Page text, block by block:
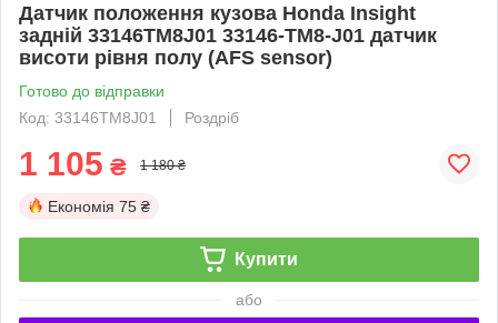
Датчик положення кузова Honda Insight
задній 33146TM8J01 33146-TM8-J01 датчик
висоти рівня полу (AFS sensor)
Готово до відправки
Код: 33146TM8J01
Роздріб
1 105 ₴ 1 180 ₴
Економія 75 ₴
Купити
або